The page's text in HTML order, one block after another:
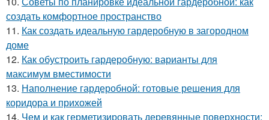
создать комфортное пространство
11. Как создать идеальную гардеробную в загородном
доме
12. Как обустроить гардеробную: варианты для
максимум вместимости
13. Наполнение гардеробной: готовые решения для
коридора и прихожей
14. Чем и как герметизировать деревянные поверхности: